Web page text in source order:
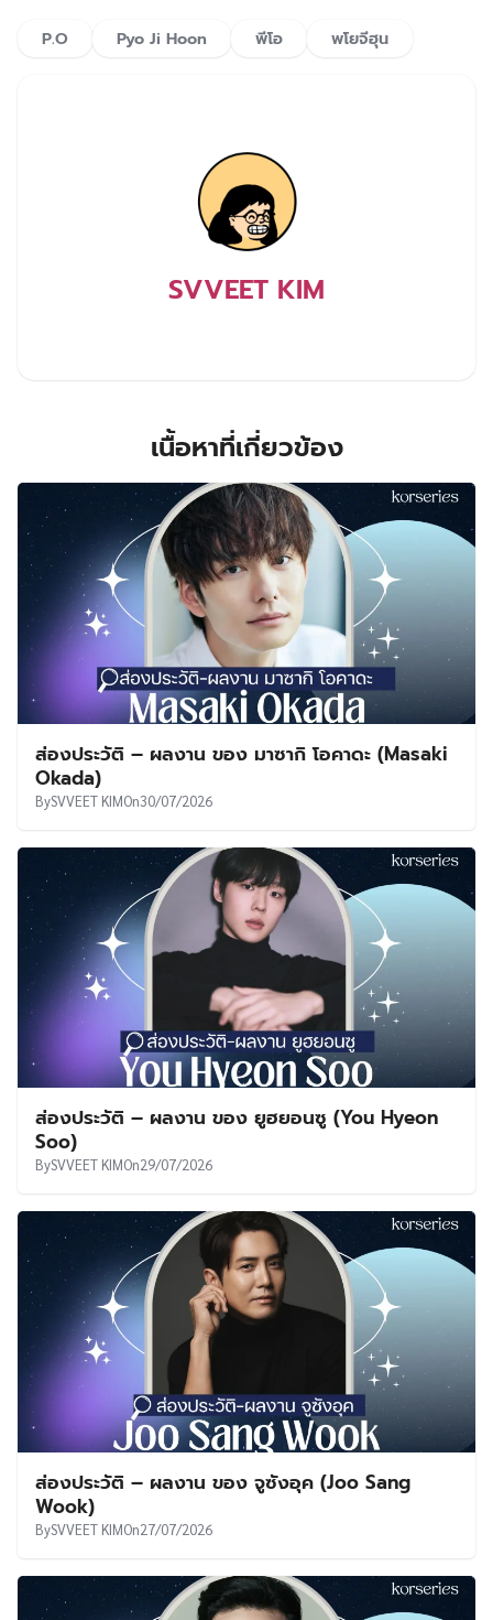
P.O Pyo Ji Hoon พีโอ พโยจีฮุน
SVVEET KIM
เนื้อหาที่เกี่ยวข้อง
ส่องประวัติ – ผลงาน ของ มาซากิ โอคาดะ (Masaki
Okada)
BySVVEET KIMOn30/07/2026
ส่องประวัติ – ผลงาน ของ ยูฮยอนซู (You Hyeon
Soo)
BySVVEET KIMOn29/07/2026
ส่องประวัติ – ผลงาน ของ จูซังอุค (Joo Sang
Wook)
BySVVEET KIMOn27/07/2026